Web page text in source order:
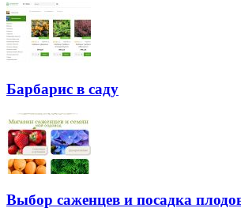
Барбарис в саду
Выбор саженцев и посадка